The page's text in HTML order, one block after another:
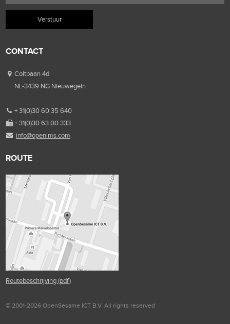
CONTACT
Coltbaan 4d
NL-3439 NG Nieuwegein
+ 31(0)30 60 35 640
+ 31(0)30 63 00 333
info@openims.com
ROUTE
Routebeschrijving (pdf)
© 2001-2026 OpenSesame ICT B.V. All rights reserved